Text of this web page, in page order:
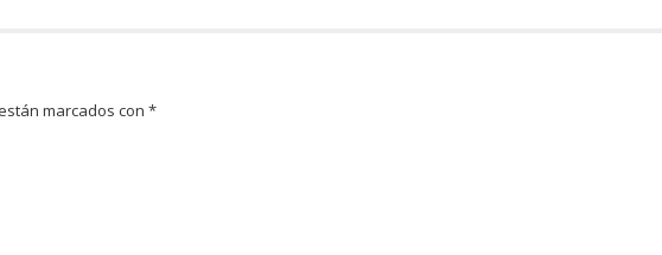
marcados con*